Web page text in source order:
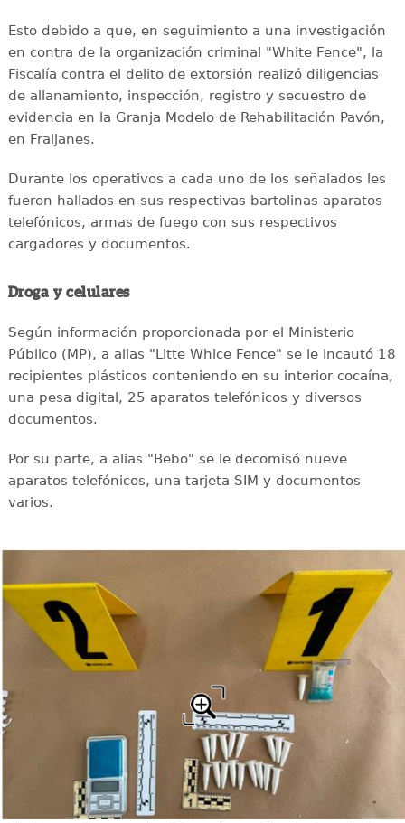
Esto debido a que, en seguimiento a una investigación
en contra de la organización criminal "White Fence", la
Fiscalía contra el delito de extorsión realizó diligencias
de allanamiento, inspección, registro y secuestro de
evidencia en la Granja Modelo de Rehabilitación Pavón,
en Fraijanes.
Durante los operativos a cada uno de los señalados les
fueron hallados en sus respectivas bartolinas aparatos
telefónicos, armas de fuego con sus respectivos
cargadores y documentos.
Droga y celulares
Según información proporcionada por el Ministerio
Público (MP), a alias "Litte Whice Fence" se le incautó 18
recipientes plásticos conteniendo en su interior cocaína,
una pesa digital, 25 aparatos telefónicos y diversos
documentos.
Por su parte, a alias "Bebo" se le decomisó nueve
aparatos telefónicos, una tarjeta SIM y documentos
varios.